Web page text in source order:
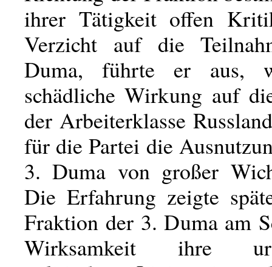
ihrer Tätigkeit offen
Verzicht auf die
Duma, führte er aus,
schädliche Wirkung auf
der Arbeiterklasse
für die Partei die
3. Duma von großer
Die Erfahrung zeigte
Fraktion der 3. Duma am
Wirksamkeit ihre